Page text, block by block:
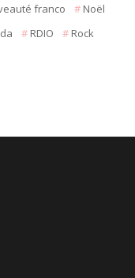
franco
Noël
RDIO
Rock